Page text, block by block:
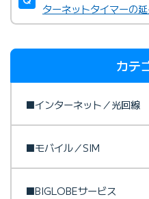
ターネットタイマーの
カテ
■インターネット／光回線
■モバイル／SIM
■BIGLOBEサービス